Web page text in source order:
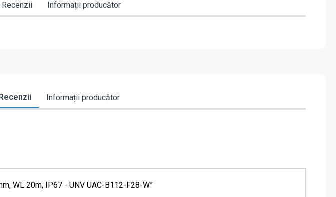
Recenzii Informații producător
Recenzii Informații producător
WL 20m, IP67 - UNV UAC-B112-F28-W”